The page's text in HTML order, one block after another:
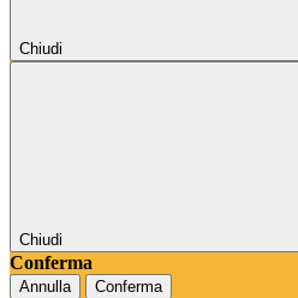
Chiudi
Chiudi
Conferma
Annulla Conferma